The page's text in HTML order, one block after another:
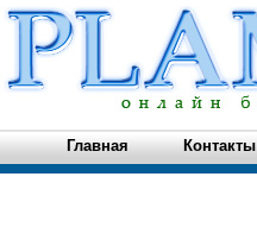
Главная Контакты